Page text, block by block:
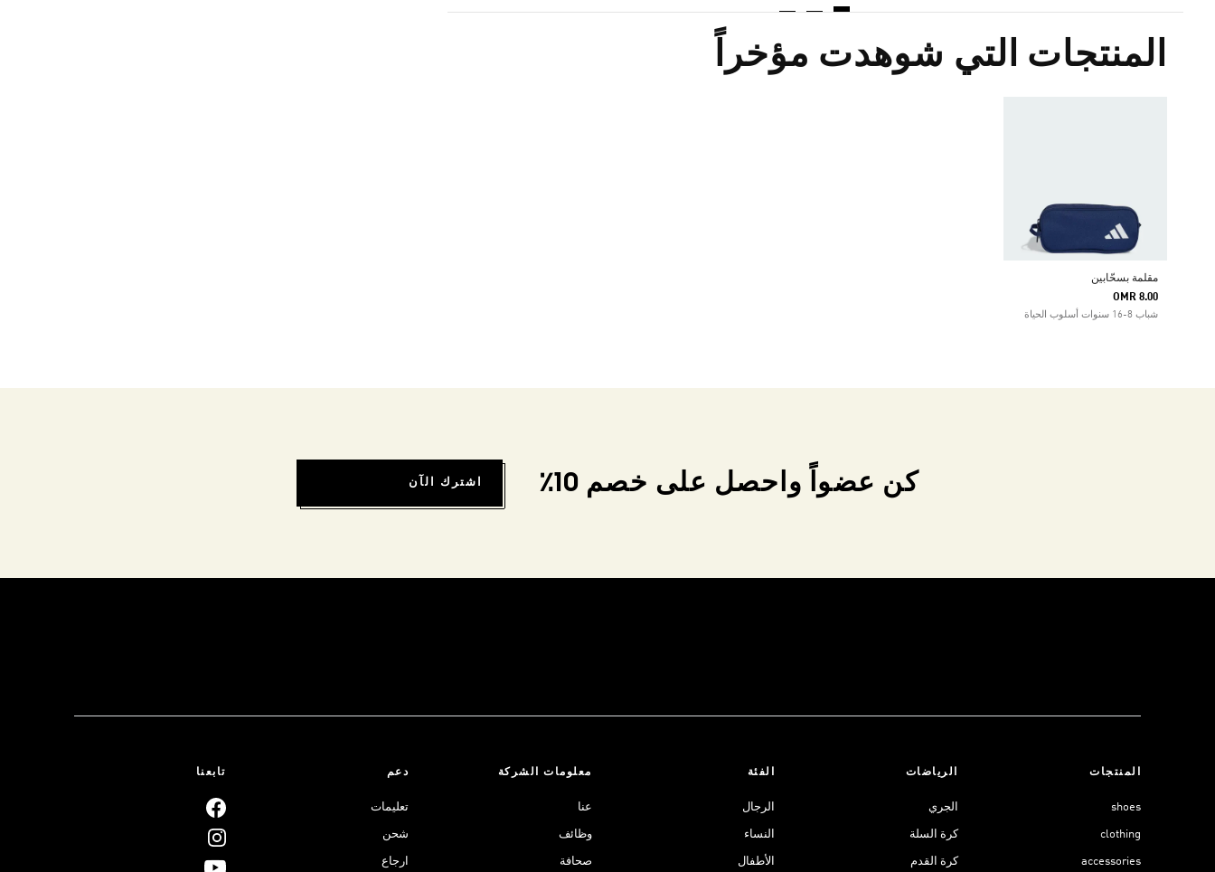
المنتجات التي شوهدت مؤخراً
مقلمة بسحّابين
OMR 8.00
شباب 8-16 سنوات أسلوب الحياة
كن عضواً واحصل على خصم 10٪ اشترك الآن
المنتجات
shoes
clothing
accessories
الرياضات
الجري
كرة السلة
كرة القدم
الفئة
الرجال
النساء
الأطفال
معلومات الشركة
عنا
وظائف
صحافة
دعم
تعليمات
شحن
ارجاع
تابعنا